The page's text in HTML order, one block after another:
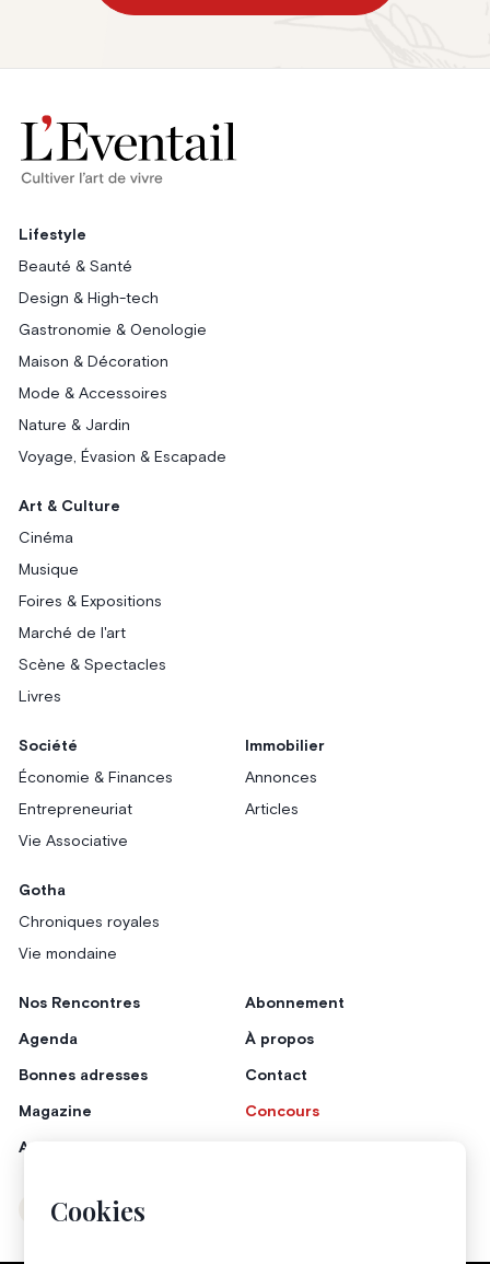
Cookies
Lifestyle
Beauté & Santé
Design & High-tech
Gastronomie & Oenologie
Maison & Décoration
Mode & Accessoires
Nature & Jardin
Voyage, Évasion & Escapade
Art & Culture
Cinéma
Musique
Foires & Expositions
Marché de l'art
Scène & Spectacles
Livres
Société
Économie & Finances
Entrepreneuriat
Vie Associative
Immobilier
Annonces
Articles
Gotha
Chroniques royales
Vie mondaine
Nos Rencontres
Agenda
Bonnes adresses
Magazine
Annonceurs
Abonnement
À propos
Contact
Concours
Instagram